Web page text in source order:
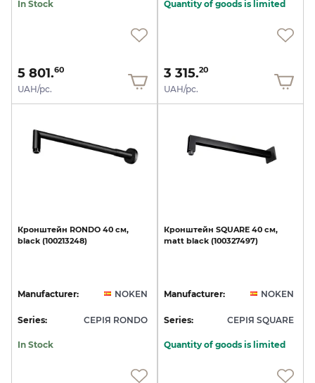
In Stock
5 801.60
UAH/pc.
Quantity of goods is limited
3 315.20
UAH/pc.
Кронштейн RONDO 40 см,
black (100213248)
Manufacturer: NOKEN
Series: СЕРІЯ RONDO
In Stock
Кронштейн SQUARE 40 см,
matt black (100327497)
Manufacturer: NOKEN
Series: СЕРІЯ SQUARE
Quantity of goods is limited